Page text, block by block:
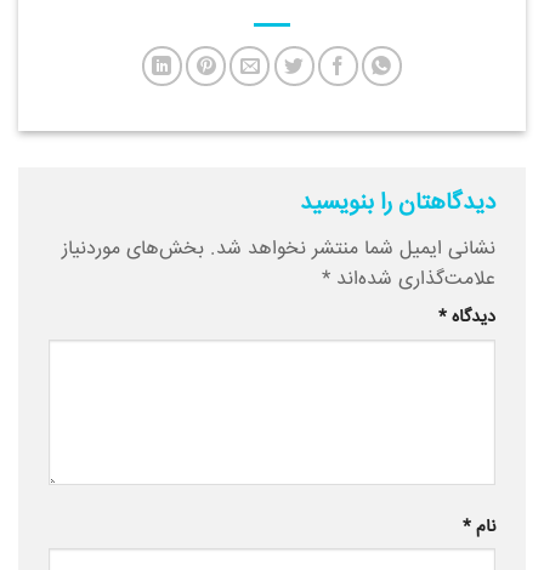
دیدگاهتان را بنویسید
نشانی ایمیل شما منتشر نخواهد شد. بخش‌های موردنیاز
علامت‌گذاری شده‌اند *
دیدگاه*
نام*